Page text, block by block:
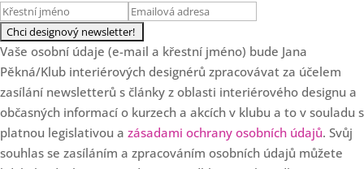
Materiál&Trend 2025
Loading...
Trendy barvy pro rok 2025:
Jaké odstíny ovládnou interiéry
a proč po nich toužíme
Loading...
17:26
8 největších mýtů o profesi
interiérového designéra
Vaše osobní údaje (e-mail a křestní jméno) bude Jana
Pěkná/Klub interiérových designérů zpracovávat za účelem
zasílání newsletterů s články z oblasti interiérového designu a
občasných informací o kurzech a akcích v klubu a to v souladu s
platnou legislativou a zásadami ochrany osobních údajů. Svůj
souhlas se zasíláním a zpracováním osobních údajů můžete